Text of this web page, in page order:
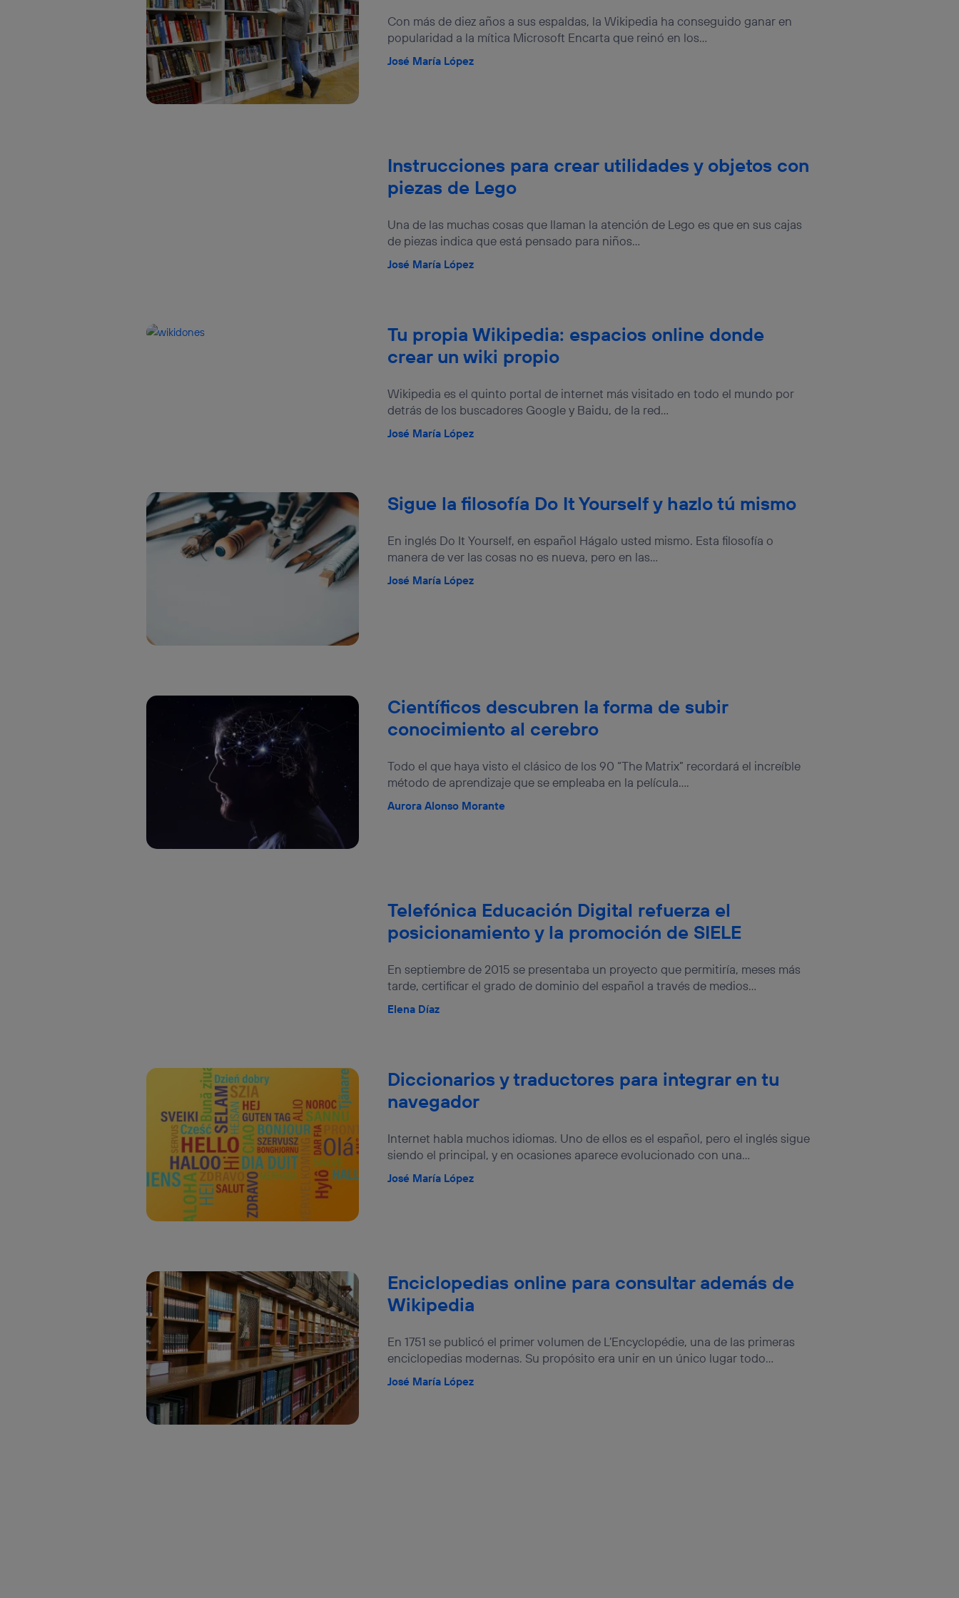
Con más de diez años a sus espaldas, la Wikipedia ha conseguido ganar en
popularidad a la mítica Microsoft Encarta que reinó en los...
José María López
Instrucciones para crear utilidades y objetos con
piezas de Lego
Una de las muchas cosas que llaman la atención de Lego es que en sus cajas
de piezas indica que está pensado para niños...
José María López
Tu propia Wikipedia: espacios online donde
crear un wiki propio
Wikipedia es el quinto portal de internet más visitado en todo el mundo por
detrás de los buscadores Google y Baidu, de la red...
José María López
Sigue la filosofía Do It Yourself y hazlo tú mismo
En inglés Do It Yourself, en español Hágalo usted mismo. Esta filosofía o
manera de ver las cosas no es nueva, pero en las...
José María López
Científicos descubren la forma de subir
conocimiento al cerebro
Todo el que haya visto el clásico de los 90 “The Matrix” recordará el increíble
método de aprendizaje que se empleaba en la película....
Aurora Alonso Morante
Telefónica Educación Digital refuerza el
posicionamiento y la promoción de SIELE
En septiembre de 2015 se presentaba un proyecto que permitiría, meses más
tarde, certificar el grado de dominio del español a través de medios...
Elena Díaz
Diccionarios y traductores para integrar en tu
navegador
Internet habla muchos idiomas. Uno de ellos es el español, pero el inglés sigue
siendo el principal, y en ocasiones aparece evolucionado con una...
José María López
Enciclopedias online para consultar además de
Wikipedia
En 1751 se publicó el primer volumen de L’Encyclopédie, una de las primeras
enciclopedias modernas. Su propósito era unir en un único lugar todo...
José María López
Si utilizas unaconexión de banda ancha
realizará en función de las actividades de navegación de los miembros del hogar que
hayan dado su consentimiento.
Si utilizasdatos móviles
únicamente en la navegación del usuario del móvil.
Puedes gestionar los consentimientos Utiq seleccionando “Administrar Utiq” en la parte
inferior de esta página web o visitando el